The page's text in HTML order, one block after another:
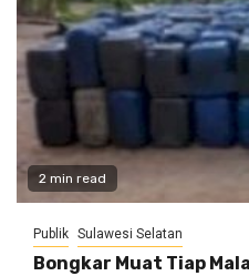
2 min read
Publik Sulawesi Selatan
Bongkar Muat Tiap